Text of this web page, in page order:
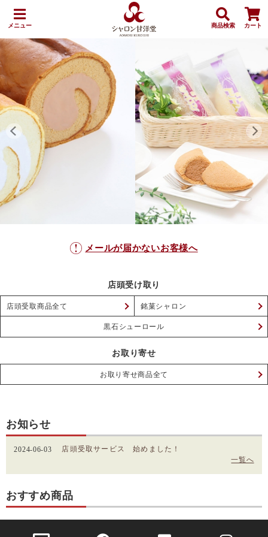
メニュー 商品検索 カート
メールが届かないお客様へ
店頭受け取り
店頭受取商品全て 銘菓シャロン
黒石シューロール
お取り寄せ
お取り寄せ商品全て
お知らせ
2024-06-03
店頭受取サービス 始めました！
一覧へ
おすすめ商品